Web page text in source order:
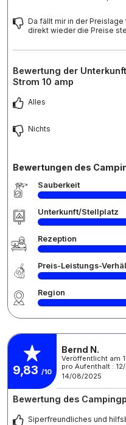
Da fällt mir in der
direkt wieder die Preise
Bewertung der
Strom 10 amp
Alles
Nichts
Bewertungen des
Sauberkeit
Unterkunft/Stellplatz
Rezeption
Preis-Leistungs-
Region
9,83 /10
Bernd N.
Veröffentlicht am
pro Aufenthalt :
14/08/2025
Bewertung des
Siperfreundliches und